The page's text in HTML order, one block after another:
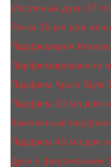
Масляные духи 17 ml
Ручка 15 мл для
Парфюмерия
Парфюмированное
Парфюм Apple Style
Парфюм 30 мл для
Компактный
Парфюм 45 мл для
Духи с феромонами